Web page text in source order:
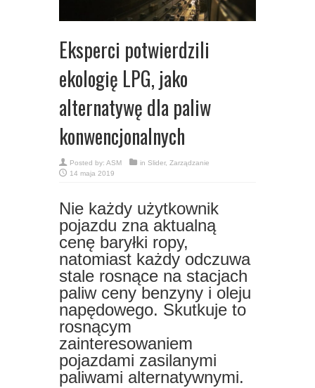
Eksperci potwierdzili
ekologię LPG, jako
alternatywę dla paliw
konwencjonalnych
Posted by: ASM in Slider, Zarządzanie
14 maja 2019
Nie każdy użytkownik
pojazdu zna aktualną
cenę baryłki ropy,
natomiast każdy odczuwa
stale rosnące na stacjach
paliw ceny benzyny i oleju
napędowego. Skutkuje to
rosnącym
zainteresowaniem
pojazdami zasilanymi
paliwami alternatywnymi.